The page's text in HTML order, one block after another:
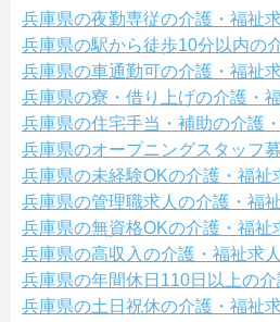
兵庫県の夜勤専従の介護・福祉
兵庫県の駅から徒歩10分以内の
兵庫県の車通勤可の介護・福祉
兵庫県の寮・借り上げの介護・
兵庫県の住宅手当・補助の介護
兵庫県のオープニングスタッフ
兵庫県の未経験OKの介護・福祉
兵庫県の管理職求人の介護・福
兵庫県の無資格OKの介護・福祉
兵庫県の高収入の介護・福祉求人
兵庫県の年間休日110日以上の介
兵庫県の土日祝休の介護・福祉